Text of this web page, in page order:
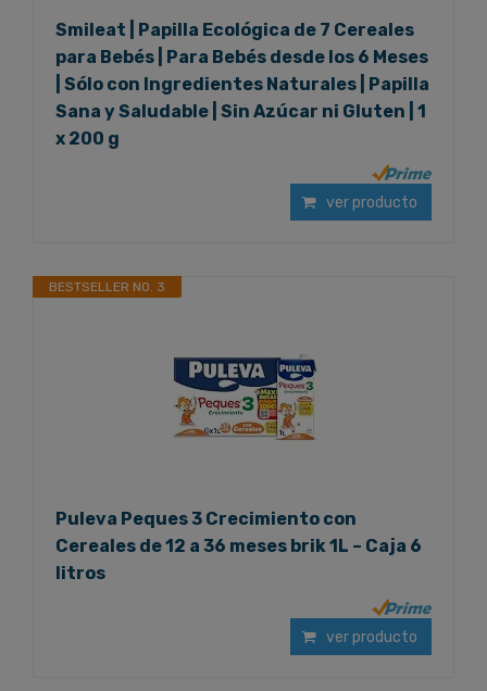
Smileat | Papilla Ecológica de 7 Cereales
para Bebés | Para Bebés desde los 6 Meses
| Sólo con Ingredientes Naturales | Papilla
Sana y Saludable | Sin Azúcar ni Gluten | 1
x 200 g
ver producto
BESTSELLER NO. 3
Puleva Peques 3 Crecimiento con
Cereales de 12 a 36 meses brik 1L – Caja 6
litros
ver producto